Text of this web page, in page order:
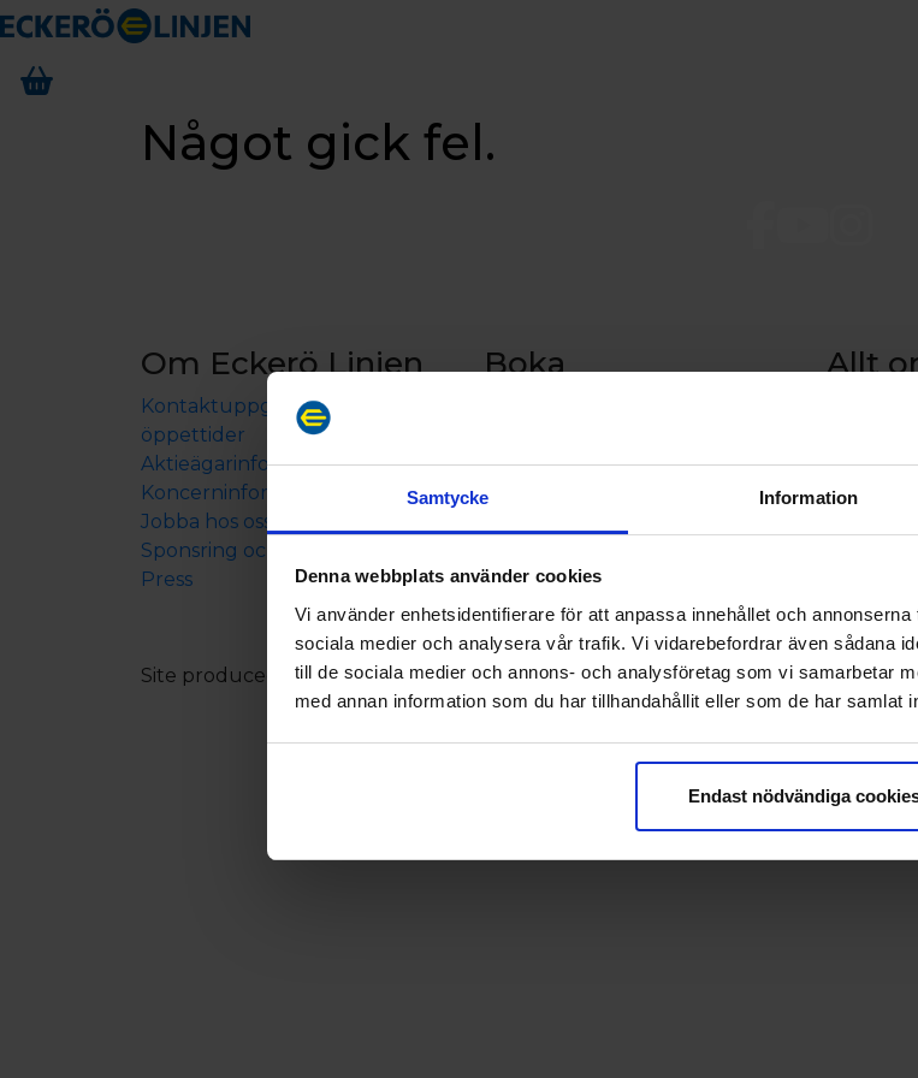
Samtycke Information
Denna webbplats använder cookies
Vi använder enhetsidentifierare för att anpassa innehållet och
sociala medier och analysera vår trafik. Vi vidarebefordrar även sådana
till de sociala medier och annons- och analysföretag som vi samarbetar
med annan information som du har tillhandahållit eller som de har samlat
Endast nödvändiga
Något gick fel.
Om Eckerö Linjen
Kontaktuppgifter och
öppettider
Aktieägarinformation
Koncerninformation
Jobba hos oss
Sponsring och samarbeten
Press
Boka
Resepaket till Åland
Allt
Ombord
Site produced by Visit Groupwith Citybreak™ Information & Reservation System.